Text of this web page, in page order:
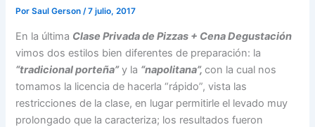
PorSaul Gerson/7 julio, 2017
En la última Clase Privada de Pizzas + Cena Degustación
vimos dos estilos bien diferentes de preparación: la
“tradicional porteña”y la “napolitana”,con la cual nos
tomamos la licencia de hacerla “rápido”, vista las
restricciones de la clase, en lugar permitirle el levado muy
prolongado que la caracteriza; los resultados fueron